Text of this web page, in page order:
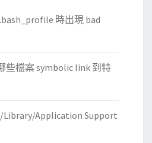
A
c
a
e
寫
時出現 bad
些檔案 symbolic link 到特
Library/Application Support